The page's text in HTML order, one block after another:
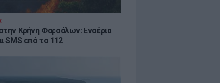
Κρήνη Φαρσάλων: Εναέρια
SMS από το 112